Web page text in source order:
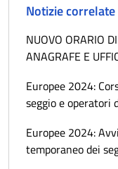
Notizie correlate
NUOVO ORARIO
ANAGRAFE E
Europee 2024:
seggio e operatori
Europee 2024:
temporaneo dei